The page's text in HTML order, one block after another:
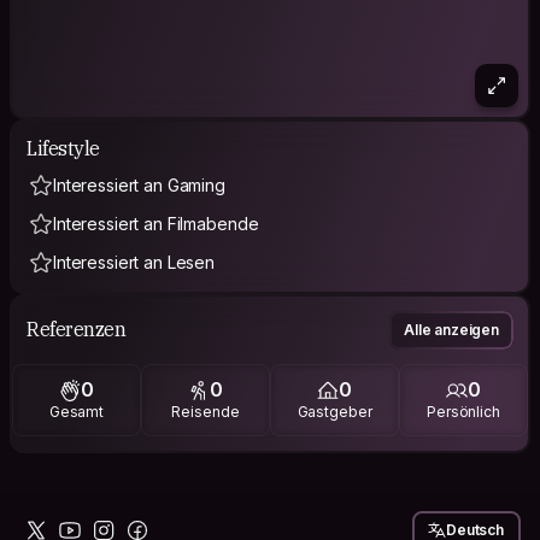
Lifestyle
Interessiert an Gaming
Interessiert an Filmabende
Interessiert an Lesen
Referenzen Alle anzeigen
0
Gesamt
0
Reisende
0
Gastgeber
0
Persönlich
Deutsch